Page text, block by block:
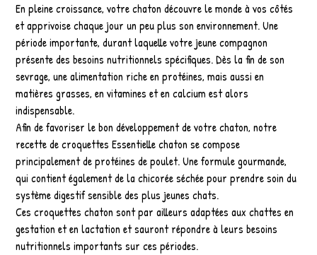
En pleine croissance, votre chaton découvre le monde à vos côtés
et apprivoise chaque jour un peu plus son environnement. Une
période importante, durant laquelle votre jeune compagnon
présente des besoins nutritionnels spécifiques. Dès la fin de son
sevrage, une alimentation riche en protéines, mais aussi en
matières grasses, en vitamines et en calcium est alors
indispensable.
Afin de favoriser le bon développement de votre chaton, notre
recette de croquettes Essentielle chaton se compose
principalement de protéines de poulet. Une formule gourmande,
qui contient également de la chicorée séchée pour prendre soin du
système digestif sensible des plus jeunes chats.
Ces croquettes chaton sont par ailleurs adaptées aux chattes en
gestation et en lactation et sauront répondre à leurs besoins
nutritionnels importants sur ces périodes.